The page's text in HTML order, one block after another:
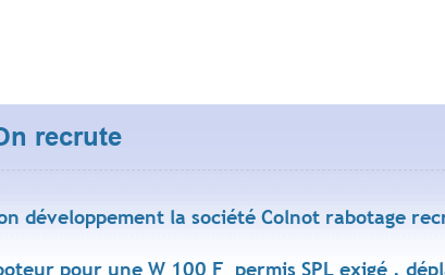
recrute
développement la société Colnot rabotage
pour une W 100 F permis SPL exigé ,